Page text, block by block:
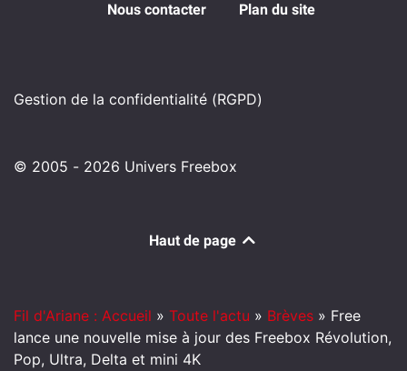
Nous contacter Plan du site
Gestion de la confidentialité (RGPD)
© 2005 - 2026 Univers Freebox
Haut de page
Fil d'Ariane : Accueil » Toute l'actu » Brèves » Free
lance une nouvelle mise à jour des Freebox Révolution,
Pop, Ultra, Delta et mini 4K